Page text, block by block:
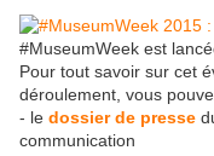
#MuseumWeek est
Pour tout savoir sur cet
déroulement, vous
- le dossier de presse
communication